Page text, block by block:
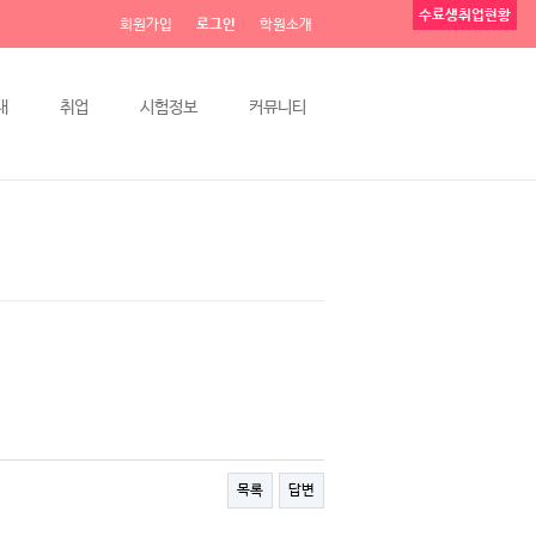
회원가입 로그인 학원소개
취업 시험정보 커뮤니티
수료생취업현황
목록 답변